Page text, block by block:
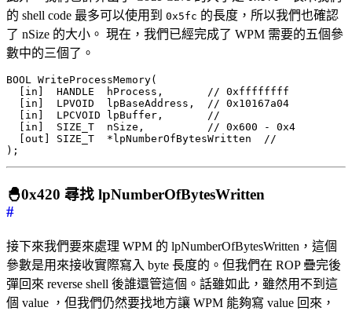
的 shell code 最多可以使用到 0x5fc 的長度，所以我們也確認
了 nSize 的大小。 現在，我們已經完成了 WPM 需要的五個參
數中的三個了。
BOOL WriteProcessMemory(
  [in]  HANDLE  hProcess,       // 0xffffffff
  [in]  LPVOID  lpBaseAddress,  // 0x10167a04
  [in]  LPCVOID lpBuffer,       //
  [in]  SIZE_T  nSize,          // 0x600 - 0x4
  [out] SIZE_T  *lpNumberOfBytesWritten  //
🐣0x420 尋找 lpNumberOfBytesWritten
#
接下來我們要來處理 WPM 的 lpNumberOfBytesWritten，這個
參數是用來接收實際寫入 byte 長度的。但我們在 ROP 疊完後
彈回來 reverse shell 後誰還管這個。話雖如此，雖然用不到這
個 value ，但我們仍然要找地方讓 WPM 能夠寫 value 回來，